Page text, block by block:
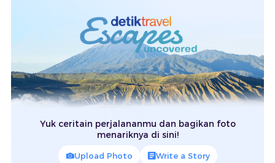
Yuk ceritain perjalananmu dan bagikan foto
menariknya di sini!
Upload Photo Write a Story